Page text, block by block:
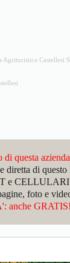
Agrituristica Castellesi
di questa
diretta di
e
foto e
anche GRATIS!